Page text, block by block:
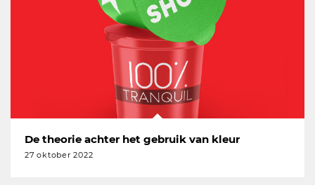
De theorie achter het gebruik van kleur
27 oktober 2022